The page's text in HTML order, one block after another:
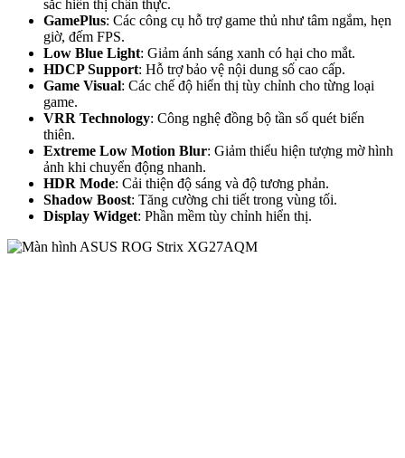
sắc hiển thị chân thực.
GamePlus: Các công cụ hỗ trợ game thủ như tâm ngắm, hẹn
giờ, đếm FPS.
Low Blue Light: Giảm ánh sáng xanh có hại cho mắt.
HDCP Support: Hỗ trợ bảo vệ nội dung số cao cấp.
Game Visual: Các chế độ hiển thị tùy chỉnh cho từng loại
game.
VRR Technology: Công nghệ đồng bộ tần số quét biến
thiên.
Extreme Low Motion Blur: Giảm thiểu hiện tượng mờ hình
ảnh khi chuyển động nhanh.
HDR Mode: Cải thiện độ sáng và độ tương phản.
Shadow Boost: Tăng cường chi tiết trong vùng tối.
Display Widget: Phần mềm tùy chỉnh hiển thị.